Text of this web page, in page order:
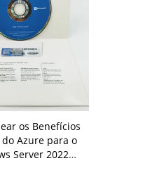
os Benefícios
Azure para o
Server 2022